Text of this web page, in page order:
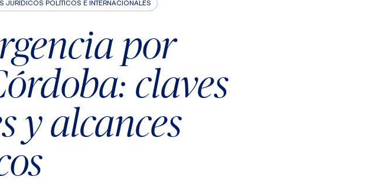
JURÍDICOS POLÍTICOS E INTERNACIONALES
por
claves
y alcances